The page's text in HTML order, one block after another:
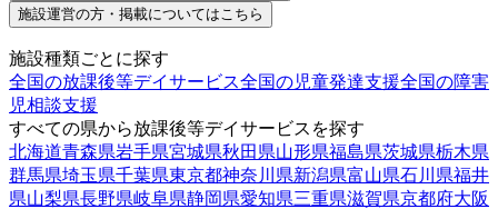
施設運営の方・掲載についてはこちら
施設種類ごとに探す
全国の放課後等デイサービス全国の児童発達支援全国の障害
児相談支援
すべての県から放課後等デイサービスを探す
北海道青森県岩手県宮城県秋田県山形県福島県茨城県栃木県
群馬県埼玉県千葉県東京都神奈川県新潟県富山県石川県福井
県山梨県長野県岐阜県静岡県愛知県三重県滋賀県京都府大阪